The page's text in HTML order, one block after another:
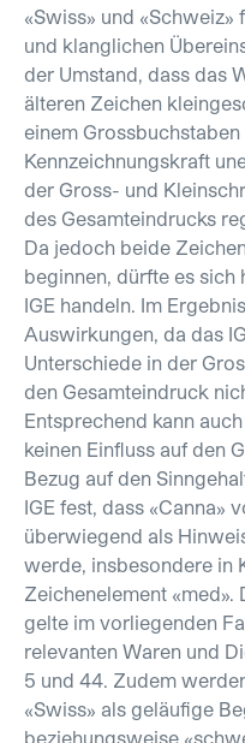
«Swiss» und
und klanglichen
der Umstand, dass das
älteren Zeichen
einem
Kennzeichnungskraft
der Gross- und
des Gesamteindrucks
Da jedoch beide
beginnen, dürfte es sich
IGE handeln. Im
Auswirkungen, da das
Unterschiede in der
den Gesamteindruck
Entsprechend kann
keinen Einfluss auf den
Bezug auf den
IGE fest, dass «Canna»
überwiegend als
werde, insbesondere in
Zeichenelement «med».
gelte im vorliegenden
relevanten Waren und
5 und 44. Zudem
«Swiss» als geläufige
beziehungsweise